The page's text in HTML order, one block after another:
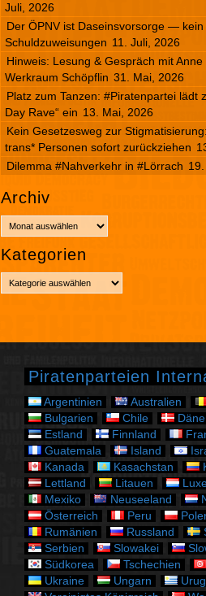
Juli, 2026
Der ÖPNV ist Daseinsvorsorge —
Schuldzuweisungen 11. Juli, 2026
Hinweis: Lesung & Gespräch mit
Werkraum Schöpflin 31. Mai, 2026
Platz zum Tanzen: #Piratenpartei lädt
Day Rave“ ein 13. Mai, 2026
Kein Gesetzesweg zur
trans* Personen sofort zurückziehen
Dilemma #Nahverkehr in #Lörrach
Archiv
r
c
Kategorien
a
g
Piratenparteien
Argentinien Australien
Bulgarien
Chile
Estland
Finnland
Guatemala
Island
Kanada
Kasachstan
Lettland
Litauen
Mexiko
Neuseeland
Österreich
Peru
Rumänien
Russland
Serbien
Slowakei
Südkorea
Tschechien
Ukraine
Ungarn